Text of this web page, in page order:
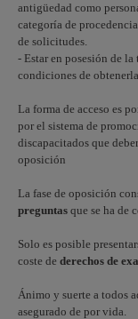
antigüedad como
categoría de
de solicitudes.
- Estar en posesión de
condiciones de
La forma de acceso es
por el sistema de
discapacitados que
oposición
La fase de oposición
preguntas que se ha de
Solo es posible
coste de derechos de
Ánimo y suerte a todos
asegurado de por vida.